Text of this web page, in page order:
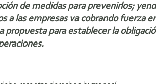
de medidas para prevenirlos;
a las empresas va cobrando fuerza
para establecer la